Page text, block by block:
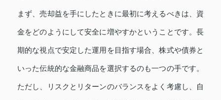
まず、売却益を手にしたときに最初に考えるべきは、資
金をどのようにして安全に増やすかということです。長
期的な視点で安定した運用を目指す場合、株式や債券と
いった伝統的な金融商品を選択するのも一つの手です。
ただし、リスクとリターンのバランスをよく考慮し、自